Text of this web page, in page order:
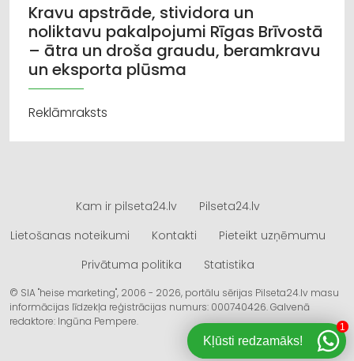
Kravu apstrāde, stividora un
noliktavu pakalpojumi Rīgas Brīvostā
– ātra un droša graudu, beramkravu
un eksporta plūsma
Reklāmraksts
Kam ir pilseta24.lv
Pilseta24.lv
Lietošanas noteikumi
Kontakti
Pieteikt uzņēmumu
Privātuma politika
Statistika
© SIA "heise marketing", 2006 - 2026, portālu sērijas Pilseta24.lv masu
informācijas līdzekļa reģistrācijas numurs: 000740426. Galvenā
redaktore: Ingūna Pempere.
Kļūsti redzamāks!
1